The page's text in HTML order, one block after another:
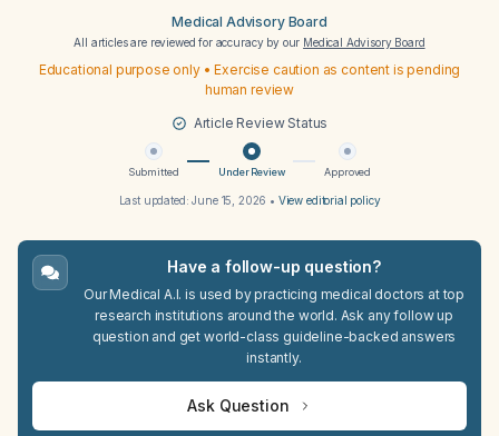
Medical Advisory Board
All articles are reviewed for accuracy by our Medical Advisory Board
Educational purpose only • Exercise caution as content is pending
human review
Article Review Status
Submitted Under Review Approved
Last updated:June 15, 2026 • View editorial policy
Have a follow-up question?
Our Medical A.I. is used by practicing medical doctors at top
research institutions around the world. Ask any follow up
question and get world-class guideline-backed answers
instantly.
Ask Question